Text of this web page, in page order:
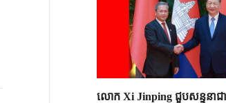
លោក Xi Jinping ជួបសន្ទនាជ